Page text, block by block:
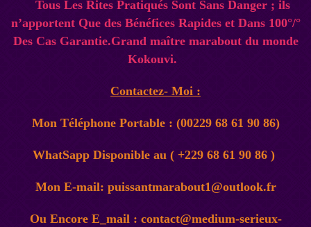
Tous Les Rites Pratiqués Sont Sans Danger ; ils
n’apportent Que des Bénéfices Rapides et Dans 100°/°
Des Cas Garantie.Grand maître marabout du monde
Kokouvi.
Contactez- Moi :
Mon Téléphone Portable : (00229 68 61 90 86)
WhatSapp Disponible au ( +229 68 61 90 86 )
Mon E-mail: puissantmarabout1@outlook.fr
Ou Encore E_mail : contact@medium-serieux-